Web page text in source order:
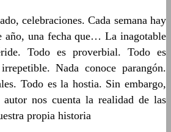
celebraciones. Cada semana hay
año, una fecha que… La inagotable
Todo es proverbial. Todo es
Nada conoce parangón.
Todo es la hostia. Sin embargo,
nos cuenta la realidad de las
propia historia